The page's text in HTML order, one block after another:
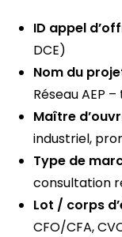
ID appel
DCE)
Nom du
Réseau AEP
Maître
industriel,
Type de
consultation
Lot / corps
CFO/CFA,